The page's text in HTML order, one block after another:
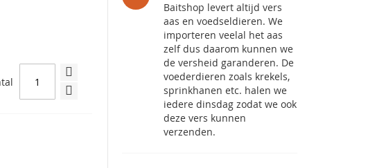
Baitshop levert altijd vers
aas en voedseldieren. We
importeren veelal het aas
zelf dus daarom kunnen we
de versheid garanderen. De
voederdieren zoals krekels,
sprinkhanen etc. halen we
iedere dinsdag zodat we ook
deze vers kunnen
verzenden.